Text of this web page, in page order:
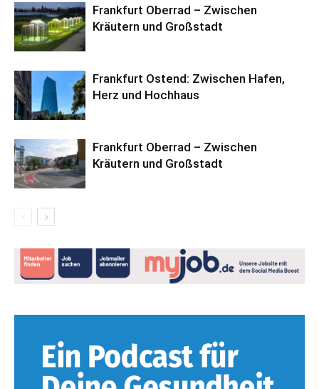
Frankfurt Oberrad – Zwischen
Kräutern und Großstadt
Frankfurt Ostend: Zwischen Hafen,
Herz und Hochhaus
Frankfurt Oberrad – Zwischen
Kräutern und Großstadt